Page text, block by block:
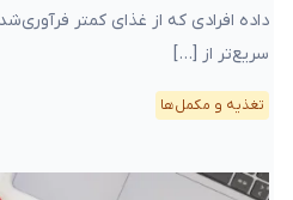
داده افرادی که از غذای کمتر
سریع‌تر از […]
تغذیه و مکمل‌ها